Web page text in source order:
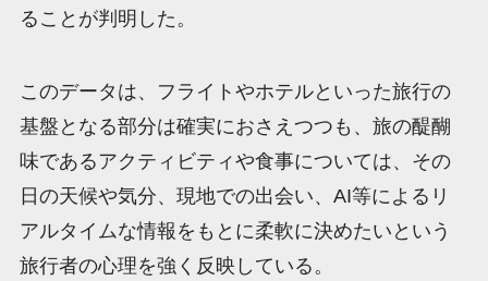
ることが判明した。
このデータは、フライトやホテルといった旅行の
基盤となる部分は確実におさえつつも、旅の醍醐
味であるアクティビティや食事については、その
日の天候や気分、現地での出会い、AI等によるリ
アルタイムな情報をもとに柔軟に決めたいという
旅行者の心理を強く反映している。